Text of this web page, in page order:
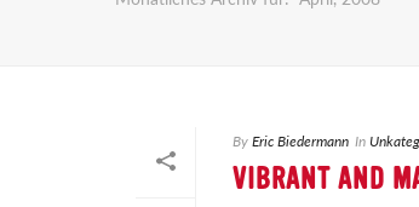
ByEric Biedermann In
VIBRANT AND